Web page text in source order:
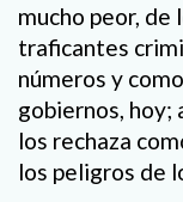
mucho peor, de
traficantes
números y
gobiernos, hoy;
los rechaza
los peligros de